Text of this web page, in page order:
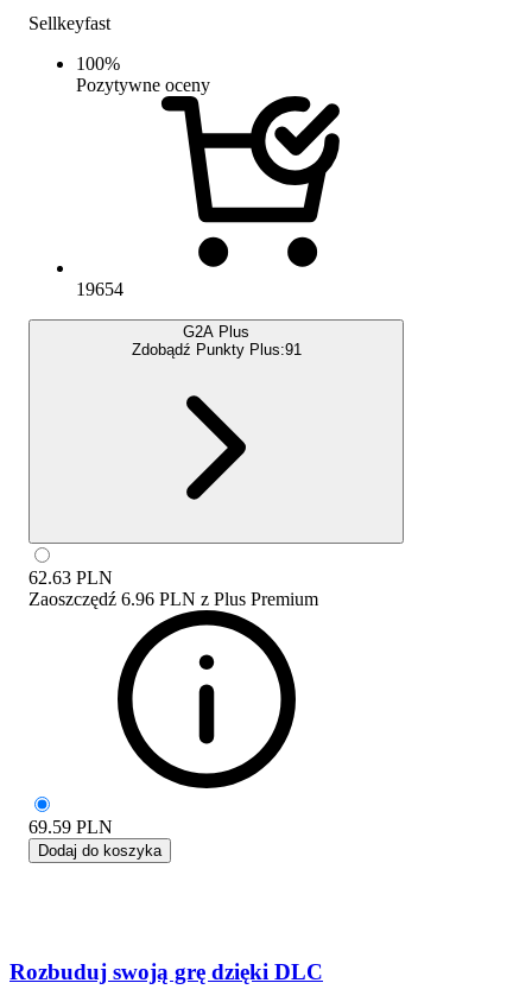
Sellkeyfast
100%
Pozytywne oceny
19654
G2A Plus
Zdobądź Punkty Plus:91
62.63 PLN
Zaoszczędź 6.96 PLN z Plus Premium
69.59 PLN
Dodaj do koszyka
Rozbuduj swoją grę dzięki DLC